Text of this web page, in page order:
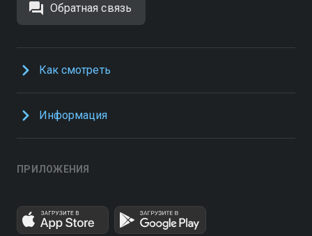
Обратная связь
Как смотреть
Информация
ПРИЛОЖЕНИЯ